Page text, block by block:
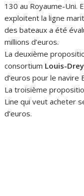
130 au Royaume-Uni.
exploitent la ligne
des bateaux a été
millions d’euros.
La deuxième
consortium Louis-
d’euros pour le navire
La troisième
Line qui veut acheter
d’euros.